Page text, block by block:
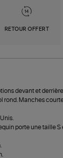
RETOUR OFFERT
devant et
rond. Manches
porte une taille S